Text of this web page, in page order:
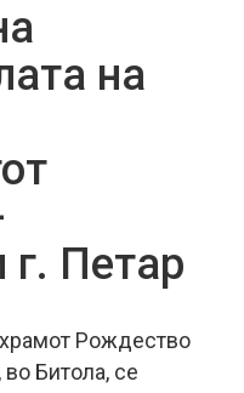
на
г. Петар
Рождество
Битола, се